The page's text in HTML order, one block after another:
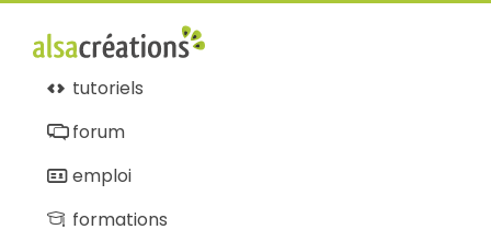
tutoriels
forum
emploi
formations